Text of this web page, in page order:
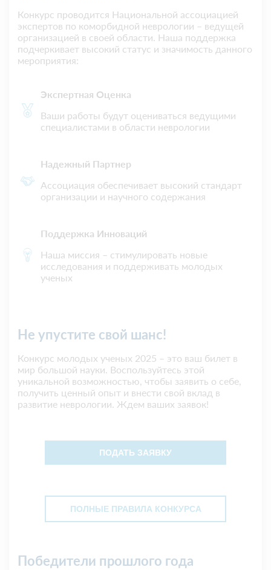
Конкурс проводится Национальной ассоциацией
экспертов по коморбидной неврологии – ведущей
организацией в своей области. Наша поддержка
подчеркивает высокий статус и значимость данного
мероприятия:
Экспертная Оценка
Ваши работы будут оцениваться ведущими
специалистами в области неврологии
Надежный Партнер
Ассоциация обеспечивает высокий стандарт
организации и научного содержания
Поддержка Инноваций
Наша миссия – стимулировать новые
исследования и поддерживать молодых
ученых
Не упустите свой шанс!
Конкурс молодых ученых 2025 – это ваш билет в
мир большой науки. Воспользуйтесь этой
уникальной возможностью, чтобы заявить о себе,
получить ценный опыт и внести свой вклад в
развитие неврологии. Ждем ваших заявок!
ПОДАТЬ ЗАЯВКУ
ПОЛНЫЕ ПРАВИЛА КОНКУРСА
Победители прошлого года